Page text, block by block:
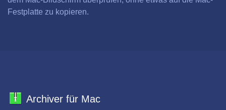
Festplatte zu kopieren.
Archiver für Mac